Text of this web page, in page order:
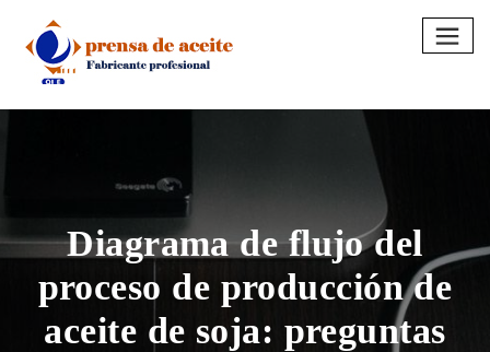
content
Diagrama de flujo del
proceso de producción de
aceite de soja: preguntas